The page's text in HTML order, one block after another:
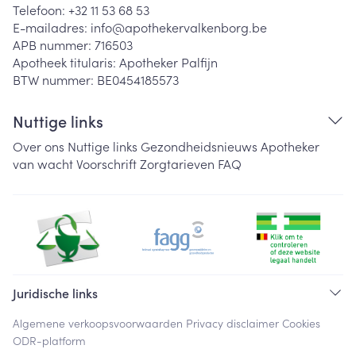
Telefoon: +32 11 53 68 53
E-mailadres: info@apothekervalkenborg.be
APB nummer: 716503
Apotheek titularis: Apotheker Palfijn
BTW nummer: BE0454185573
Nuttige links
Over ons Nuttige links Gezondheidsnieuws Apotheker
van wachtVoorschriftZorgtarieven FAQ
Juridische links
Algemene verkoopsvoorwaarden Privacy disclaimer Cookies
ODR-platform